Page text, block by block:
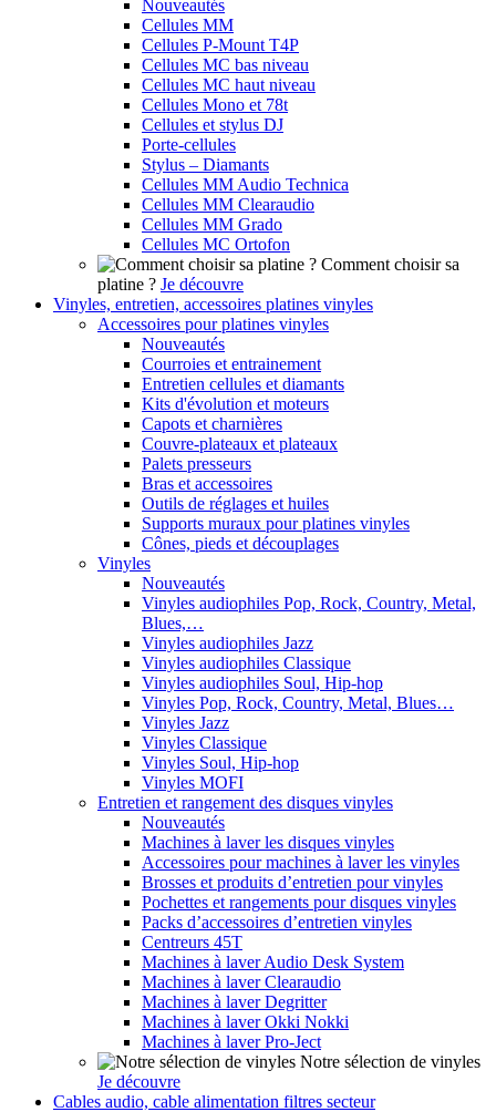
Nouveautés
Cellules MM
Cellules P-Mount T4P
Cellules MC bas niveau
Cellules MC haut niveau
Cellules Mono et 78t
Cellules et stylus DJ
Porte-cellules
Stylus – Diamants
Cellules MM Audio Technica
Cellules MM Clearaudio
Cellules MM Grado
Cellules MC Ortofon
Comment choisir sa
platine ? Je découvre
Vinyles, entretien, accessoires platines vinyles
Accessoires pour platines vinyles
Nouveautés
Courroies et entrainement
Entretien cellules et diamants
Kits d'évolution et moteurs
Capots et charnières
Couvre-plateaux et plateaux
Palets presseurs
Bras et accessoires
Outils de réglages et huiles
Supports muraux pour platines vinyles
Cônes, pieds et découplages
Vinyles
Nouveautés
Vinyles audiophiles Pop, Rock, Country, Metal,
Blues,…
Vinyles audiophiles Jazz
Vinyles audiophiles Classique
Vinyles audiophiles Soul, Hip-hop
Vinyles Pop, Rock, Country, Metal, Blues…
Vinyles Jazz
Vinyles Classique
Vinyles Soul, Hip-hop
Vinyles MOFI
Entretien et rangement des disques vinyles
Nouveautés
Machines à laver les disques vinyles
Accessoires pour machines à laver les vinyles
Brosses et produits d’entretien pour vinyles
Pochettes et rangements pour disques vinyles
Packs d’accessoires d’entretien vinyles
Centreurs 45T
Machines à laver Audio Desk System
Machines à laver Clearaudio
Machines à laver Degritter
Machines à laver Okki Nokki
Machines à laver Pro-Ject
Notre sélection de vinyles
Je découvre
Cables audio, cable alimentation filtres secteur